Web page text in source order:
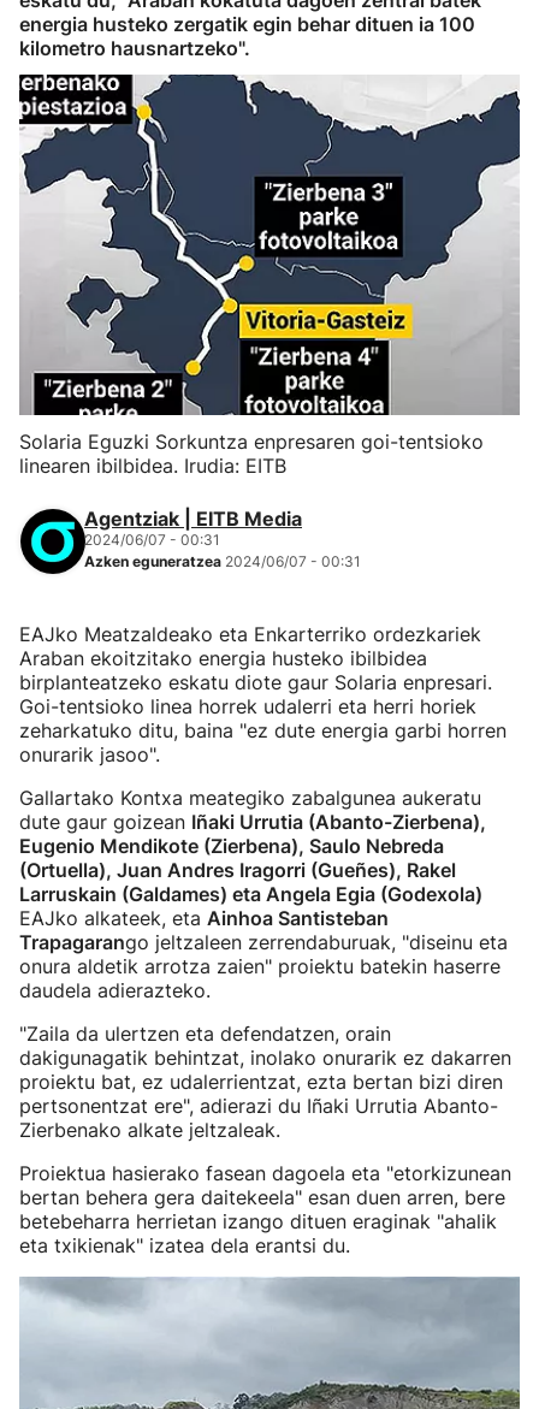
energia husteko zergatik egin behar dituen ia 100
kilometro hausnartzeko".
Solaria Eguzki Sorkuntza enpresaren goi-tentsioko
linearen ibilbidea. Irudia: EITB
Agentziak | EITB Media
2024/06/07 - 00:31
Azken eguneratzea 2024/06/07 - 00:31
EAJko Meatzaldeako eta Enkarterriko ordezkariek
Araban ekoitzitako energia husteko ibilbidea
birplanteatzeko eskatu diote gaur Solaria enpresari.
Goi-tentsioko linea horrek udalerri eta herri horiek
zeharkatuko ditu, baina "ez dute energia garbi horren
onurarik jasoo".
Gallartako Kontxa meategiko zabalgunea aukeratu
dute gaur goizean Iñaki Urrutia (Abanto-Zierbena),
Eugenio Mendikote (Zierbena), Saulo Nebreda
(Ortuella), Juan Andres Iragorri (Gueñes), Rakel
Larruskain (Galdames) eta Angela Egia (Godexola)
EAJko alkateek, eta Ainhoa Santisteban
Trapagarango jeltzaleen zerrendaburuak, "diseinu eta
onura aldetik arrotza zaien" proiektu batekin haserre
daudela adierazteko.
"Zaila da ulertzen eta defendatzen, orain
dakigunagatik behintzat, inolako onurarik ez dakarren
proiektu bat, ez udalerrientzat, ezta bertan bizi diren
pertsonentzat ere", adierazi du Iñaki Urrutia Abanto-
Zierbenako alkate jeltzaleak.
Proiektua hasierako fasean dagoela eta "etorkizunean
bertan behera gera daitekeela" esan duen arren, bere
betebeharra herrietan izango dituen eraginak "ahalik
eta txikienak" izatea dela erantsi du.